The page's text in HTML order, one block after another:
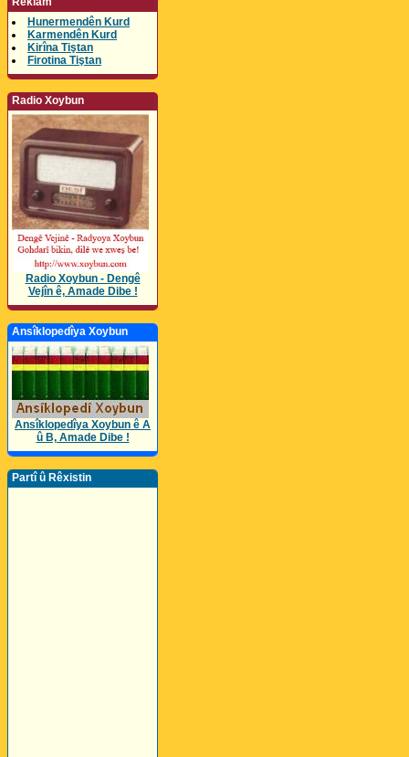
Hunermendên Kurd
Karmendên Kurd
Kirîna Tiştan
Firotina Tiştan
Radio Xoybun
Radio Xoybun - Dengê
Vejîn ê, Amade Dibe !
Ansîklopedîya Xoybun
Ansîklopedîya Xoybun ê A
û B, Amade Dibe !
Partî û Rêxistin